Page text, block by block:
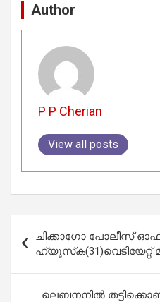
Author
P P Cherian
View all posts
navigation
ചിക്കാഗോ പോലീസ്
ഹ്യൂസ്‌ക(31)വെടിയേറ്റ്
ലെബനനിൽ